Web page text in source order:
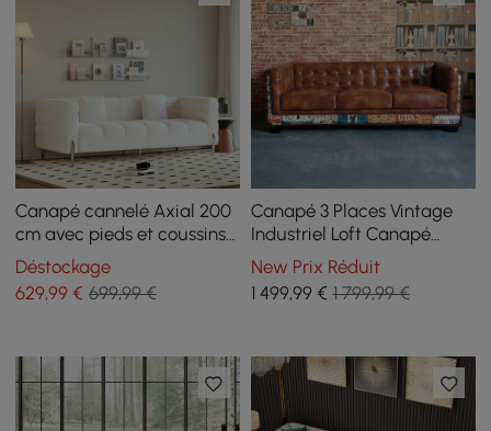
Canapé cannelé Axial 200
cm avec pieds et coussins
argentés
Déstockage
629,99 € 699,99 €
Canapé 3 Places Vintage
Industriel Loft Canapé
Capitonné en Similicuir
Marron
New Prix Réduit
1 499,99€ 1 799,99 €